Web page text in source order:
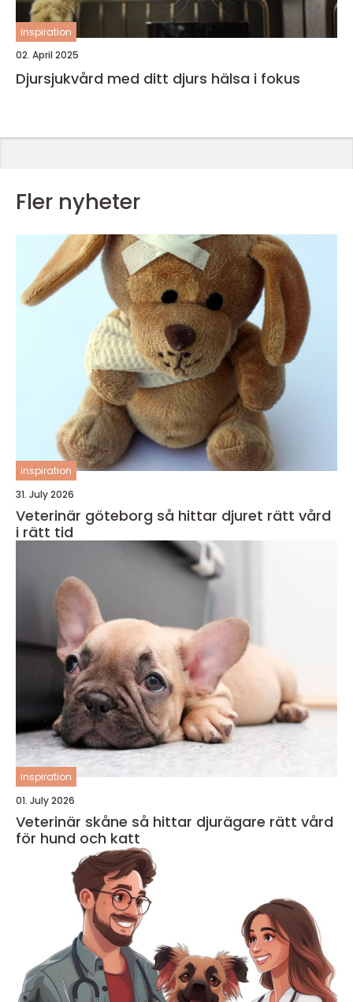
inspiration
02. April 2025
Djursjukvård med ditt djurs hälsa i fokus
Fler nyheter
inspiration
31. July 2026
Veterinär göteborg så hittar djuret rätt vård
i rätt tid
inspiration
01. July 2026
Veterinär skåne så hittar djurägare rätt vård
för hund och katt